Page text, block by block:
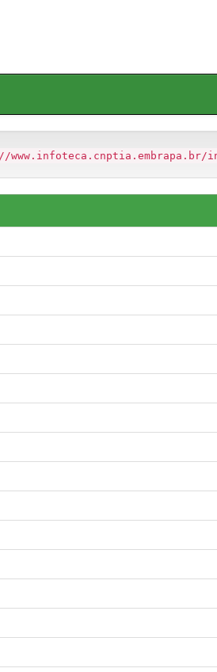
www.infoteca.cnptia.embrapa.br/